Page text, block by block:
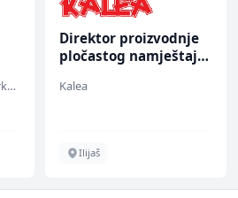
Embers Call Center & Marketing
Direktor proizvodnje
pločastog namještaja
Kalea
Ilijaš